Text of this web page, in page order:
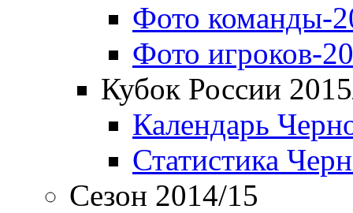
Фото команды-
Фото игроков-
Кубок России
Календарь
Статистика
Сезон 2014/15